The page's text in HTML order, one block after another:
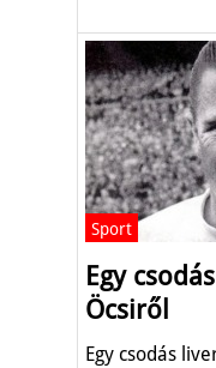
Sport
Egy
Öcsiről
Egy csodás